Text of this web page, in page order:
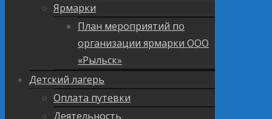
Ярмарки
План мероприятий по
организации ярмарки ООО
«Рыльск»
Детский лагерь
Оплата путевки
Деятельность